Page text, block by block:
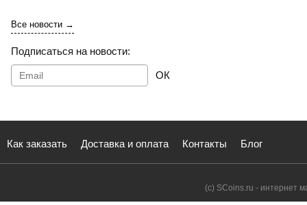
Все новости →
Подписаться на новости:
ОК
Как заказать Доставка и оплата Контакты Блог
(с) SCoins.ru - интернет